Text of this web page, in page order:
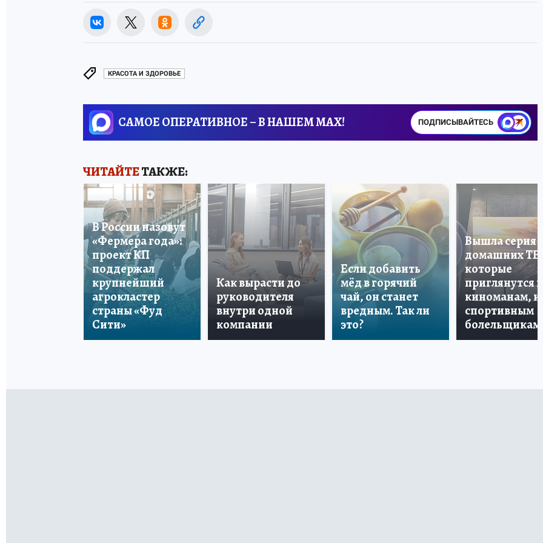
КРАСОТА И ЗДОРОВЬЕ
САМОЕ ОПЕРАТИВНОЕ – В НАШЕМ MAX! ПОДПИСЫВАЙТЕСЬ
ЧИТАЙТЕТАКЖЕ:
В России назовут
«Фермера года»:
проект КП
поддержал
крупнейший
агрокластер
страны «Фуд
Сити»
Как вырасти до
руководителя
внутри одной
компании
Если добавить
мёд в горячий
чай, он станет
вредным. Так ли
это?
Вышла серия
домашних ТВ,
которые
приглянутся и
киноманам, и
спортивным
болельщикам